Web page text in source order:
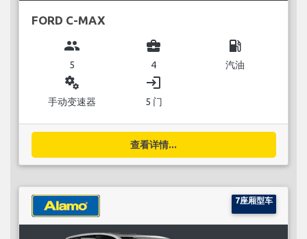
FORD C-MAX
group
5
business_center
4
local_gas_station
汽油
miscellaneous_services
手动变速器
login
5 门
查看详情...
7座厢型车